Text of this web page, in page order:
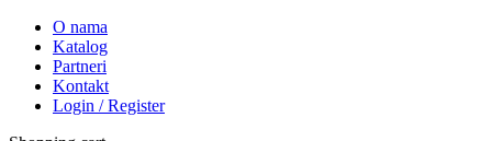
O nama
Katalog
Partneri
Kontakt
Login / Register